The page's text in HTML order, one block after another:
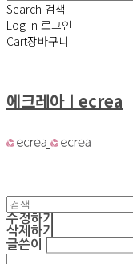
Search 검색
Log In 로그인
Cart장바구니
에크레아ㅣecrea
수정하기
삭제하기
글쓴이